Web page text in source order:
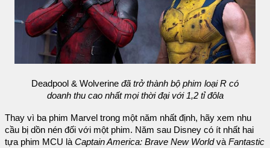
Deadpool & Wolverine đã trở thành bộ phim loại R có
doanh thu cao nhất mọi thời đại với 1,2 tỉ đôla
Thay vì ba phim Marvel trong một năm nhất định, hãy xem nhu
cầu bị dồn nén đối với một phim. Năm sau Disney có ít nhất hai
tựa phim MCU làCaptain America: Brave New WorldvàFantastic